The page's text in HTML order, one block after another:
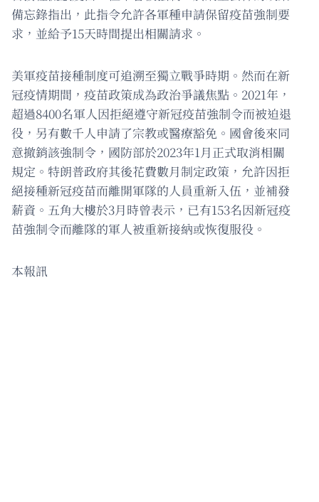
備忘錄指出，此指令允許各軍種申請保留疫苗強制要
求，並給予15天時間提出相關請求。
美軍疫苗接種制度可追溯至獨立戰爭時期。然而在新
冠疫情期間，疫苗政策成為政治爭議焦點。2021年，
超過8400名軍人因拒絕遵守新冠疫苗強制令而被迫退
役，另有數千人申請了宗教或醫療豁免。國會後來同
意撤銷該強制令，國防部於2023年1月正式取消相關
規定。特朗普政府其後花費數月制定政策，允許因拒
絕接種新冠疫苗而離開軍隊的人員重新入伍，並補發
薪資。五角大樓於3月時曾表示，已有153名因新冠疫
苗強制令而離隊的軍人被重新接納或恢復服役。
本報訊